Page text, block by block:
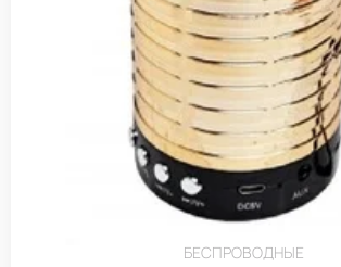
БЕСПРОВОДНЫЕ